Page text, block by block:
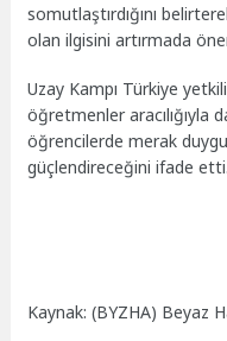
somutlaştırdığını
olan ilgisini artırmada
Uzay Kampı Türkiye
öğretmenler aracılığıyla
öğrencilerde merak
güçlendireceğini ifade etti.
Kaynak: (BYZHA) Beyaz